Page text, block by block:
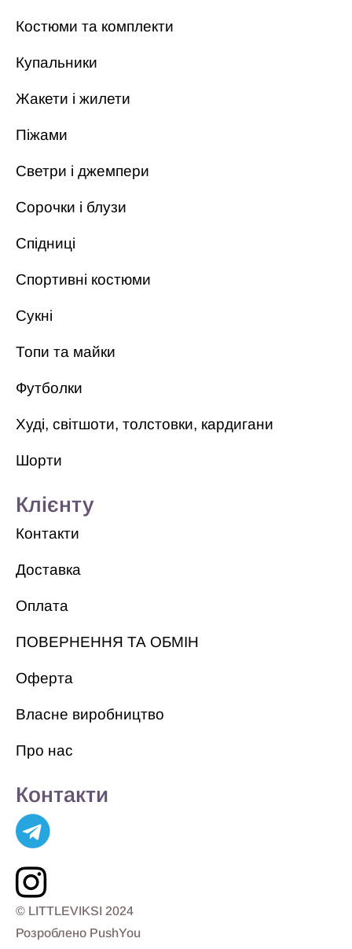
Костюми та комплекти
Купальники
Жакети і жилети
Піжами
Светри і джемпери
Сорочки і блузи
Спідниці
Спортивні костюми
Сукні
Топи та майки
Футболки
Худі, світшоти, толстовки, кардигани
Шорти
Клієнту
Контакти
Доставка
Оплата
ПОВЕРНЕННЯ ТА ОБМІН
Оферта
Власне виробництво
Про нас
Контакти
© LITTLEVIKSI 2024
Розроблено PushYou